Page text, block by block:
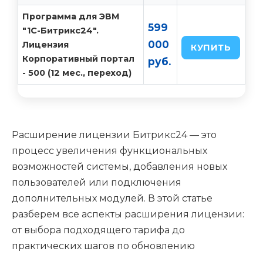
Программа для ЭВМ
"1С-Битрикс24".
Лицензия
Корпоративный портал
- 500 (12 мес., переход)
599
000
руб.
КУПИТЬ
Расширение лицензии Битрикс24 — это
процесс увеличения функциональных
возможностей системы, добавления новых
пользователей или подключения
дополнительных модулей. В этой статье
разберем все аспекты расширения лицензии:
от выбора подходящего тарифа до
практических шагов по обновлению